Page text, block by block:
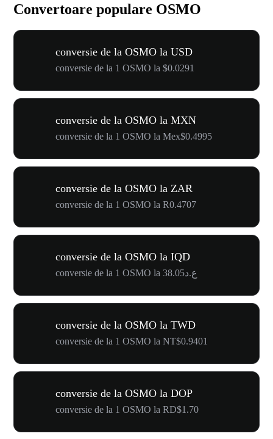
Convertoare populare OSMO
conversie de la OSMO la USD
conversie de la 1 OSMO la $0.0291
conversie de la OSMO la MXN
conversie de la 1 OSMO la Mex$0.4995
conversie de la OSMO la ZAR
conversie de la 1 OSMO la R0.4707
conversie de la OSMO la IQD
conversie de la 1 OSMO la ع.د38.05
conversie de la OSMO la TWD
conversie de la 1 OSMO la NT$0.9401
conversie de la OSMO la DOP
conversie de la 1 OSMO la RD$1.70